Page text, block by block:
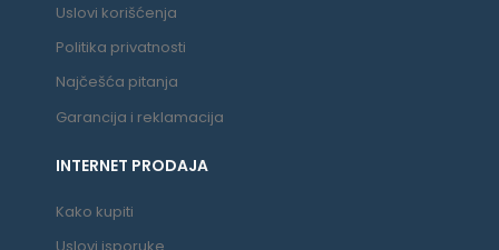
Uslovi korišćenja
Politika privatnosti
Najčešća pitanja
Garancija i reklamacija
INTERNET PRODAJA
Kako kupiti
Uslovi isporuke